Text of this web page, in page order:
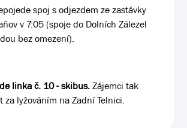
spoj s odjezdem ze zastávky
v 7:05 (spoje do Dolních Zálezel
bez omezení).
linka č. 10 - skibus.Zájemci tak
za lyžováním na Zadní Telnici.